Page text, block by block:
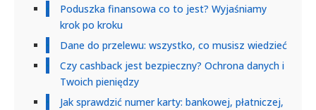
Poduszka finansowa co to jest? Wyjaśniamy
krok po kroku
Dane do przelewu: wszystko, co musisz wiedzieć
Czy cashback jest bezpieczny? Ochrona danych i
Twoich pieniędzy
Jak sprawdzić numer karty: bankowej, płatniczej,